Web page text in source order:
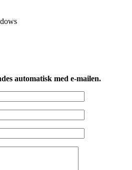
automatisk med e-mailen.